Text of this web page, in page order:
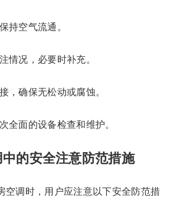
持空气流通。
情况，必要时补充。
，确保无松动或腐蚀。
全面的设备检查和维护。
的安全注意防范措施
空调时，用户应注意以下安全防范措